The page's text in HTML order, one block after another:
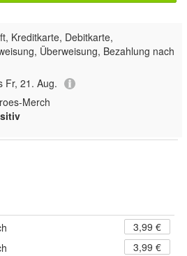
Kreditkarte, Debitkarte,
Überweisung, Bezahlung nach
Fr, 21. Aug.
Merch
3,99 €
3,99 €